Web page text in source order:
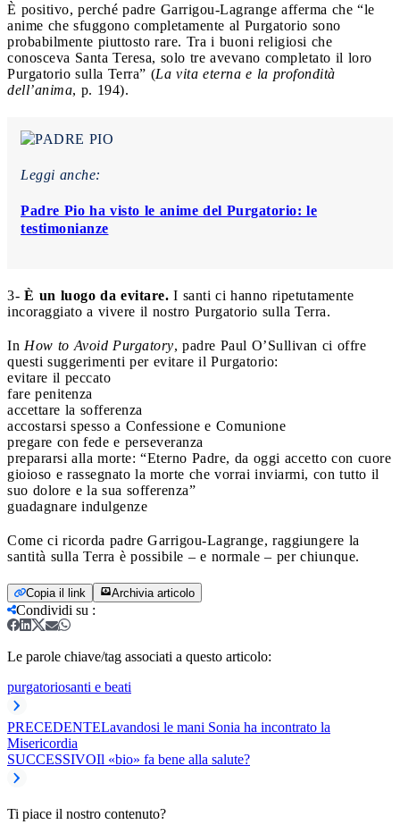
È positivo, perché padre Garrigou-Lagrange afferma che “le
anime che sfuggono completamente al Purgatorio sono
probabilmente piuttosto rare. Tra i buoni religiosi che
conosceva Santa Teresa, solo tre avevano completato il loro
Purgatorio sulla Terra” (La vita eterna e la profondità
dell’anima, p. 194).
Leggi anche:
Padre Pio ha visto le anime del Purgatorio: le
testimonianze
3- È un luogo da evitare. I santi ci hanno ripetutamente
incoraggiato a vivere il nostro Purgatorio sulla Terra.
In How to Avoid Purgatory, padre Paul O’Sullivan ci offre
questi suggerimenti per evitare il Purgatorio:
evitare il peccato
fare penitenza
accettare la sofferenza
accostarsi spesso a Confessione e Comunione
pregare con fede e perseveranza
prepararsi alla morte: “Eterno Padre, da oggi accetto con cuore
gioioso e rassegnato la morte che vorrai inviarmi, con tutto il
suo dolore e la sua sofferenza”
guadagnare indulgenze
Come ci ricorda padre Garrigou-Lagrange, raggiungere la
santità sulla Terra è possibile – e normale – per chiunque.
Copia il link Archivia articolo
Condividi su :
Le parole chiave/tag associati a questo articolo:
purgatoriosanti e beati
PRECEDENTELavandosi le mani Sonia ha incontrato la
Misericordia
SUCCESSIVOIl «bio» fa bene alla salute?
Ti piace il nostro contenuto?